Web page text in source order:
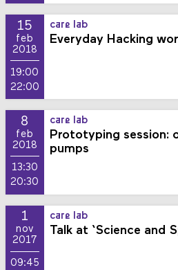
15
feb
2018
19:00
22:00
care lab
Everyday Hacking
8
feb
2018
13:30
20:30
care lab
Prototyping session:
pumps
1
nov
2017
09:45
care lab
Talk at ‘Science and